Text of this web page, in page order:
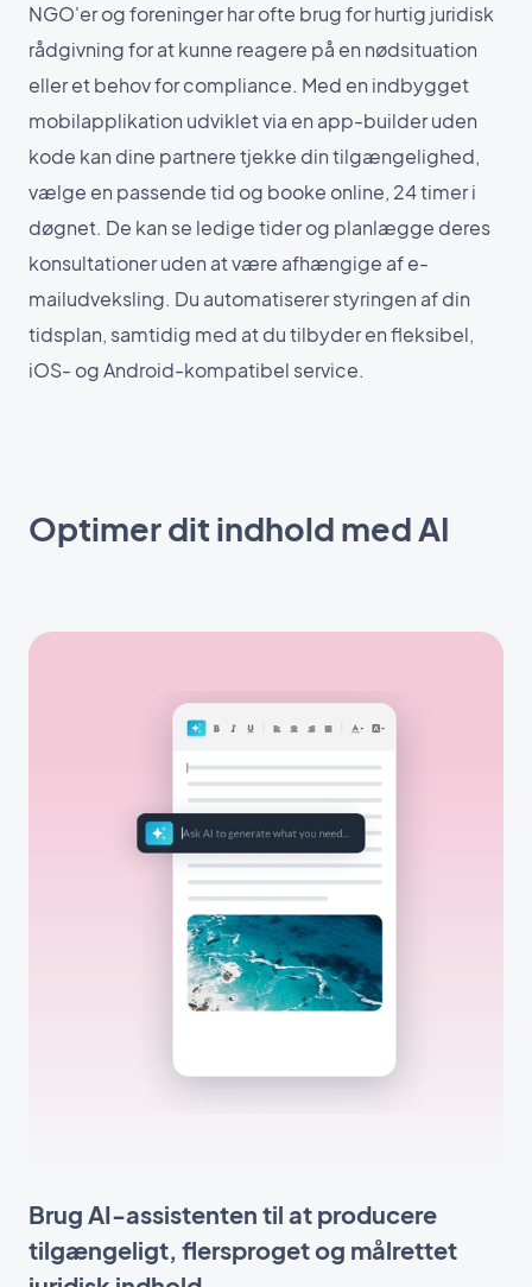
NGO'er og foreninger har ofte brug for hurtig juridisk
rådgivning for at kunne reagere på en nødsituation
eller et behov for compliance. Med en indbygget
mobilapplikation udviklet via en app-builder uden
kode kan dine partnere tjekke din tilgængelighed,
vælge en passende tid og booke online, 24 timer i
døgnet. De kan se ledige tider og planlægge deres
konsultationer uden at være afhængige af e-
mailudveksling. Du automatiserer styringen af din
tidsplan, samtidig med at du tilbyder en fleksibel,
iOS- og Android-kompatibel service.
Optimer dit indhold med AI
Brug AI-assistenten til at producere
tilgængeligt, flersproget og målrettet